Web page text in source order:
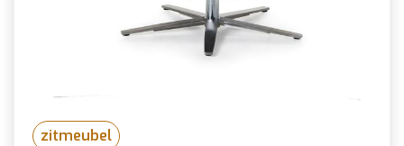
zitmeubel